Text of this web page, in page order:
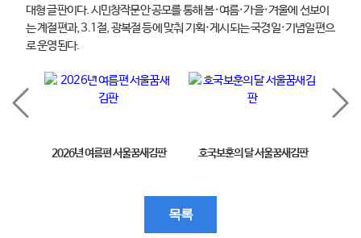
대형 글판이다. 시민창작문안 공모를 통해 봄·여름·가을·겨울에 선보이
는 계절편과, 3.1절, 광복절 등에 맞춰 기획·게시되는 국경일·기념일편으
로 운영된다.
2026년 여름편 서울꿈새김판 호국보훈의 달 서울꿈새김판
목록